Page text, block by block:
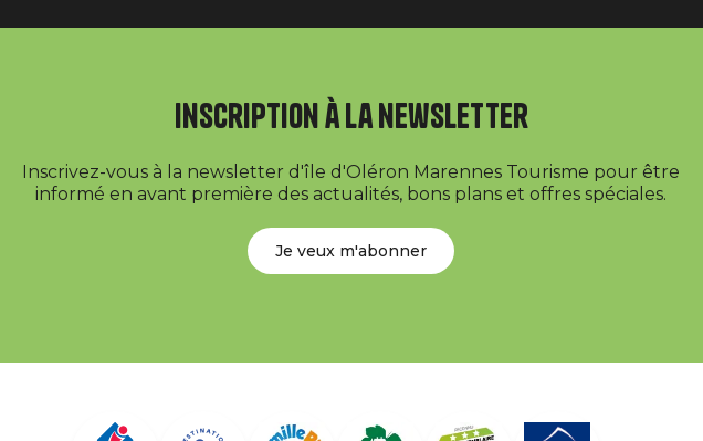
Inscription à la newsletter
Inscrivez-vous à la newsletter d'île d'Oléron Marennes Tourisme pour être
informé en avant première des actualités, bons plans et offres spéciales.
Je veux m'abonner